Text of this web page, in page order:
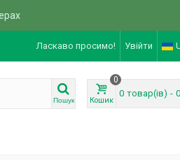
Ласкаво просимо! Увійти
Пошук Кошик
0
0 товар(ів) -